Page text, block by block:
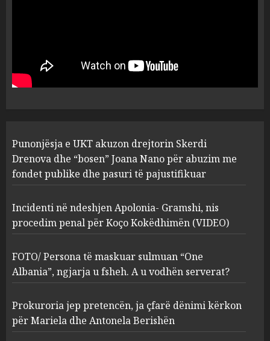
1
“bosen” Joana Nano për
abuzim me fondet publike dhe
pasuri të pajustifikuar
2
Apolonia- Gramshi, nis
procedim penal për Koço
Kokëdhimën (VIDEO)
MARCH 27, 2025
3
FOTO/ Persona të maskuar
sulmuan “One Albania”,
ngjarja u fsheh. A u vodhën
serverat?
MARCH 25, 2025
Prokuroria jep pretencën, ja
çfarë dënimi kërkon për
Punonjësja e UKT akuzon drejtorin Skerdi
Drenova dhe “bosen” Joana Nano për abuzim me
fondet publike dhe pasuri të pajustifikuar
Incidenti në ndeshjen Apolonia- Gramshi, nis
procedim penal për Koço Kokëdhimën (VIDEO)
FOTO/ Persona të maskuar sulmuan “One
Albania”, ngjarja u fsheh. A u vodhën serverat?
Prokuroria jep pretencën, ja çfarë dënimi kërkon
për Mariela dhe Antonela Berishën